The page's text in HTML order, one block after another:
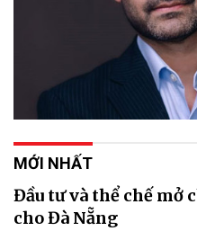
MỚI NHẤT
Đầu tư và thể chế mở
cho Đà Nẵng